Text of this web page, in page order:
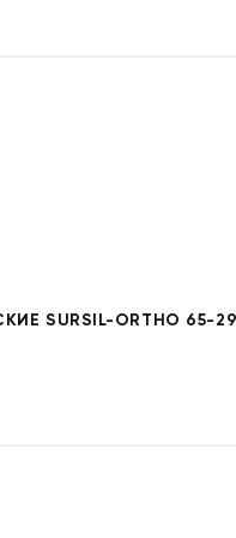
SURSIL-ORTHO 65-